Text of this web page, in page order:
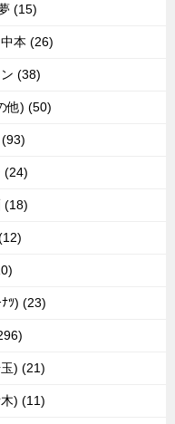
(15)
本 (26)
(38)
他) (50)
(24)
(18)
ﾅﾂ) (23)
) (21)
) (11)